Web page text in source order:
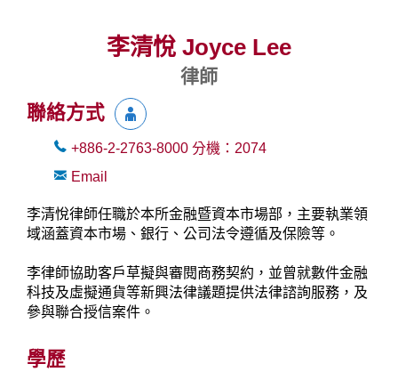
李清悅 Joyce Lee
律師
聯絡方式
+886-2-2763-8000 分機： 2074
Email
李清悅律師任職於本所金融暨資本市場部，主要執業領
域涵蓋資本市場、銀行、公司法令遵循及保險等。
李律師協助客戶草擬與審閱商務契約，並曾就數件金融
科技及虛擬通貨等新興法律議題提供法律諮詢服務，及
參與聯合授信案件。
學歷